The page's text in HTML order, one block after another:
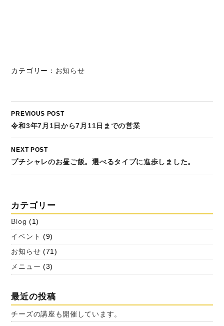
カテゴリー： お知らせ
Post
navigation
PREVIOUS POST
令和3年7月1日から7月11日までの営業
NEXT POST
プチシャレのお昼ご飯。選べるタイプに進歩しました。
カテゴリー
Blog (1)
イベント (9)
お知らせ (71)
メニュー (3)
最近の投稿
チーズの講座も開催しています。